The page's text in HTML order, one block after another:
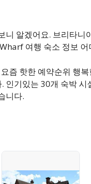
니 알겠어요. 브리타니
여행 숙소 정보 어
즘 핫한 예약순위 행
인기있는 30개 숙박 시
니다.